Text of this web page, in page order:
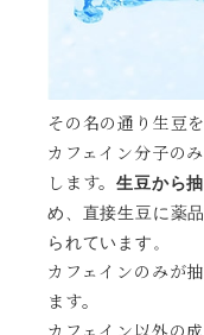
その名の通り生豆
カフェイン分子の
します。生豆から
め、直接生豆に薬
られています。
カフェインのみが
ます。